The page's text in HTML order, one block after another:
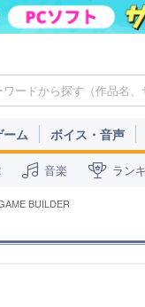
ーム ボイス・音声
音楽 ラン
BUILDER